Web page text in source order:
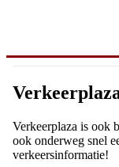
Verkeerplaza is ook
ook onderweg snel
verkeersinformatie!